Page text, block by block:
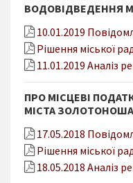
ВОДОВІДВЕДЕННЯ
10.01.2019
Рішення міської
11.01.2019 Аналіз
ПРО МІСЦЕВІ
МІСТА ЗОЛОТОНОША
17.05.2018
Рішення міської
18.05.2018 Аналіз